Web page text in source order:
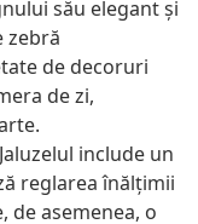
său elegant și
zebră
de decoruri
de zi,
include un
reglarea înălțimii
de asemenea, o